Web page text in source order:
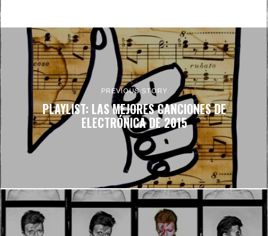
PREVIOUS STORY
PLAYLIST: LAS MEJORES CANCIONES DE
ELECTRÓNICA DE 2015